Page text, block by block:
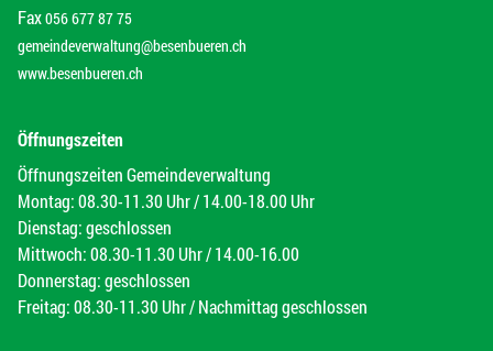
Fax056 677 87 75
gemeindeverwaltung@besenbueren.ch
www.besenbueren.ch
Öffnungszeiten
Öffnungszeiten Gemeindeverwaltung
Montag: 08.30-11.30 Uhr / 14.00-18.00 Uhr
Dienstag: geschlossen
Mittwoch: 08.30-11.30 Uhr / 14.00-16.00
Donnerstag: geschlossen
Freitag: 08.30-11.30 Uhr / Nachmittag geschlossen